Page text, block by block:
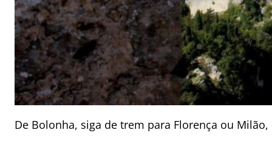
De Bolonha, siga de trem para Florença ou